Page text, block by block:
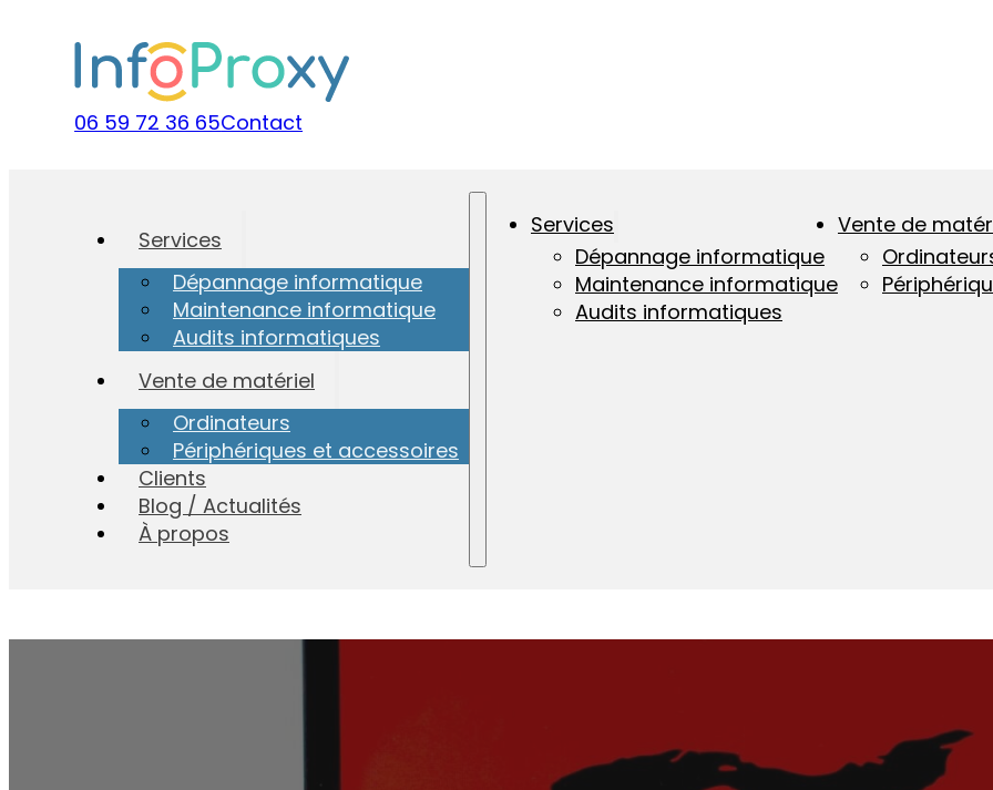
06 59 72 36 65Contact
Services
Dépannage informatique
Maintenance informatique
Audits informatiques
Vente de matériel
Ordinateurs
Périphériques et accessoires
Clients
Blog / Actualités
À propos
Services
Dépannage informatique
Maintenance informatique
Audits informatiques
Vente de
sécurité informatique